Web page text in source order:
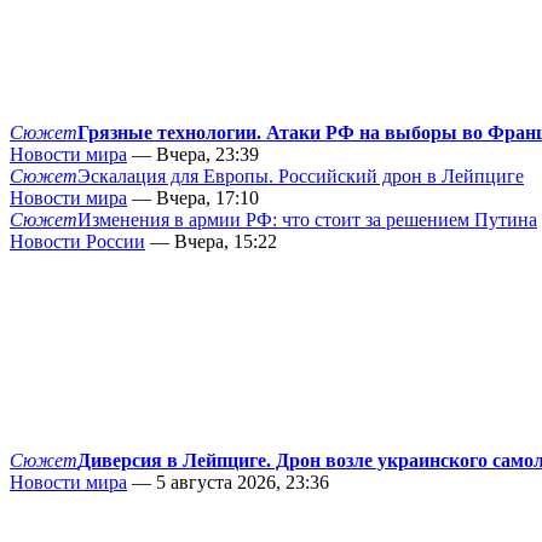
СюжетГрязные технологии. Атаки РФ на выборы во
Новости мира — Вчера, 23:39
СюжетЭскалация для Европы. Российский дрон в Лейпциге
Новости мира — Вчера, 17:10
СюжетИзменения в армии РФ: что стоит за решением Путина
Новости России — Вчера, 15:22
СюжетДиверсия в Лейпциге. Дрон возле украинского
Новости мира — 5 августа 2026, 23:36